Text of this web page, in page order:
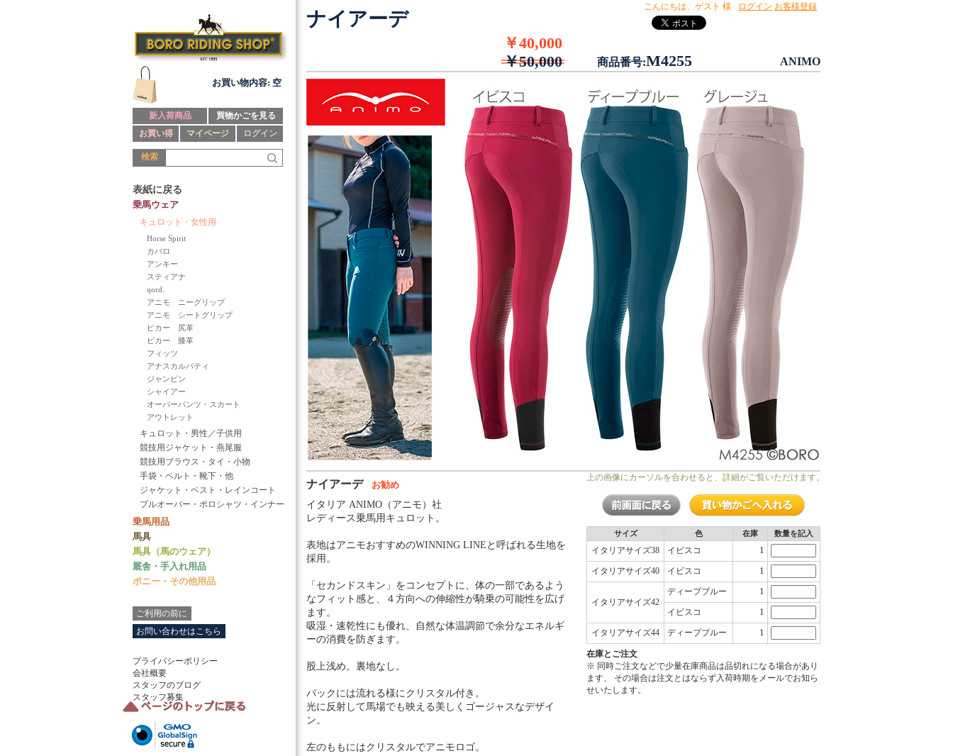
お買い物内容: 空
新入荷商品
買物かごを見る
お買い得
マイページ ログイン
検索
表紙に戻る
乗馬ウェア
キュロット・女性用
Horse Spirit
カバロ
アンキー
スティアナ
qord.
アニモ ニーグリップ
アニモ シートグリップ
ピカー 尻革
ピカー 膝革
フィッツ
アナスカルパティ
ジャンピン
シャイアー
オーバーパンツ・スカート
アウトレット
キュロット・男性／子供用
競技用ジャケット・燕尾服
競技用ブラウス・タイ・小物
手袋・ベルト・靴下・他
ジャケット・ベスト・レインコート
プルオーバー・ポロシャツ・インナー
乗馬用品
馬具
馬具（馬のウェア）
厩舎・手入れ用品
ポニー・その他用品
ご利用の前に
お問い合わせはこちら
プライバシーポリシー
会社概要
スタッフのブログ
スタッフ募集
ナイアーデ
￥40,000
￥50,000
商品番号:M4255 ANIMO
ナイアーデ
お勧め
イタリア ANIMO（アニモ）社
レディース乗馬用キュロット。
表地はアニモおすすめのWINNING LINEと呼ばれる生地を
採用。
「セカンドスキン」をコンセプトに、体の一部であるよう
なフィット感と、４方向への伸縮性が騎乗の可能性を広げ
ます。
吸湿・速乾性にも優れ、自然な体温調節で余分なエネルギ
ーの消費を防ぎます。
股上浅め。裏地なし。
バックには流れる様にクリスタル付き。
光に反射して馬場でも映える美しくゴージャスなデザイ
ン。
左のももにはクリスタルでアニモロゴ。
上の画像にカーソルを合わせると、詳細がご覧いただけます。
サイズ 色 在庫 数量を記入
イタリアサイズ38 イビスコ 1
イタリアサイズ40 イビスコ 1
イタリアサイズ42
ディープブルー 1
イビスコ 1
イタリアサイズ44 ディープブルー 1
在庫とご注文
※ 同時ご注文などで少量在庫商品は品切れになる場合があり
ます、 その場合は注文とはならず入荷時期をメールでお知ら
せいたします。
こんにちは、 ゲスト 様 ログイン お客様登録